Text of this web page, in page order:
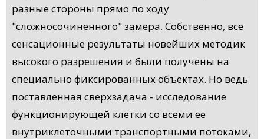
разные стороны прямо по ходу
"сложносочиненного" замера. Собственно, все
сенсационные результаты новейших методик
высокого разрешения и были получены на
специально фиксированных объектах. Но ведь
поставленная сверхзадача - исследование
функционирующей клетки со всеми ее
внутриклеточными транспортными потоками,